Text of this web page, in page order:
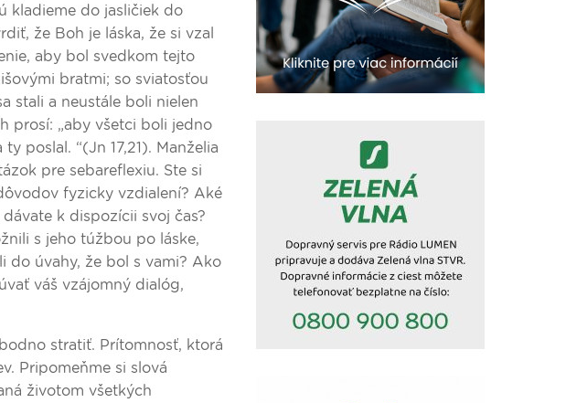
kladieme do jasličiek do
že Boh je láska, že si vzal
aby bol svedkom tejto
bratmi; so sviatosťou
stali a neustále boli nielen
prosí: „aby všetci boli jedno
poslal. “(Jn 17,21). Manželia
pre sebareflexiu. Ste si
fyzicky vzdialení? Aké
k dispozícii svoj čas?
s jeho túžbou po láske,
do úvahy, že bol s vami? Ako
váš vzájomný dialóg,
stratiť. Prítomnosť, ktorá
Pripomeňme si slová
životom všetkých